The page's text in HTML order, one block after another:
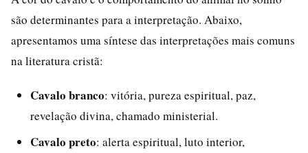
são determinantes para a interpretação. Abaixo,
apresentamos uma síntese das interpretações mais comuns
na literatura cristã:
Cavalo branco: vitória, pureza espiritual, paz,
revelação divina, chamado ministerial.
Cavalo preto: alerta espiritual, luto interior,